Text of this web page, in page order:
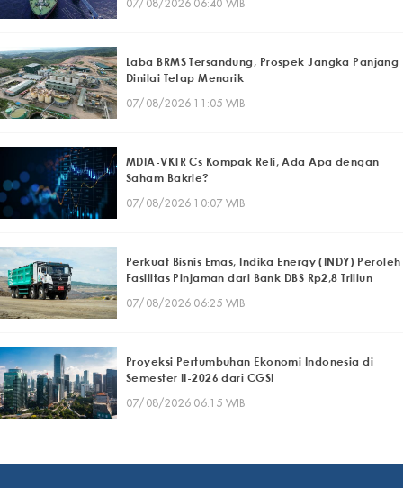
07/08/2026 06:40 WIB
Laba BRMS Tersandung, Prospek Jangka Panjang
Dinilai Tetap Menarik
07/08/2026 11:05 WIB
MDIA-VKTR Cs Kompak Reli, Ada Apa dengan
Saham Bakrie?
07/08/2026 10:07 WIB
Perkuat Bisnis Emas, Indika Energy (INDY) Peroleh
Fasilitas Pinjaman dari Bank DBS Rp2,8 Triliun
07/08/2026 06:25 WIB
Proyeksi Pertumbuhan Ekonomi Indonesia di
Semester II-2026 dari CGSI
07/08/2026 06:15 WIB